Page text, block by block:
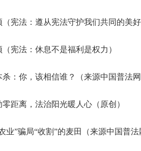
（宪法：遵从宪法守护我们共同的美
宪法：休息不是福利是权力）
杀：你，该相信谁？（来源中国普法
距离，法治阳光暖人心（原创）
业”骗局“收割”的麦田（来源中国普